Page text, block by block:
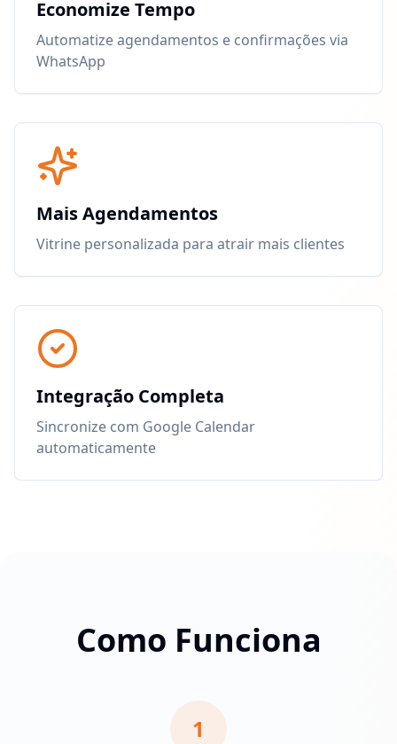
Economize Tempo
Automatize agendamentos e confirmações via
WhatsApp
Mais Agendamentos
Vitrine personalizada para atrair mais clientes
Integração Completa
Sincronize com Google Calendar
automaticamente
Como Funciona
1